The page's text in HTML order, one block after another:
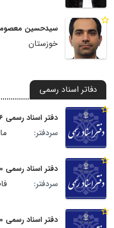
سیدحسین
خوزستان
دفاتر اسناد رسمی
دفتر اسناد رسمی 56 شهرقدس
سردفتر:
دفتر اسناد رسمی 200 قزوین
سردفتر:
دفتر اسناد رسمی 510 مشهد